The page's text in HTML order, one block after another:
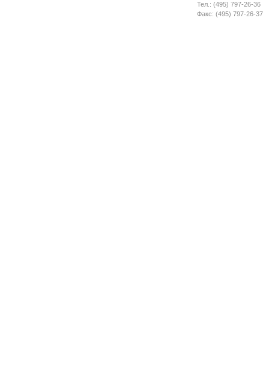
Тел.: (495) 797-26-36
Факс: (495) 797-26-37